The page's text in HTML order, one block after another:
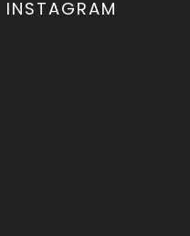
INSTAGRAM